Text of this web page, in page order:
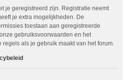
je geregistreerd zijn. Registratie neemt
je extra mogelijkheden. De
toestaan aan geregistreerde
gebruiksvoorwaarden en het
als je gebruik maakt van het forum.